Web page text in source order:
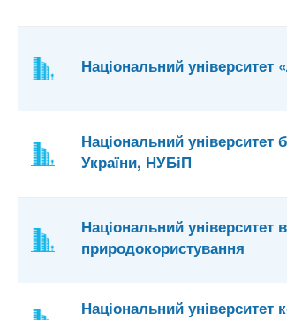
Національний університет
Національний університет
України, НУБіП
Національний університет
природокористування
Національний університет